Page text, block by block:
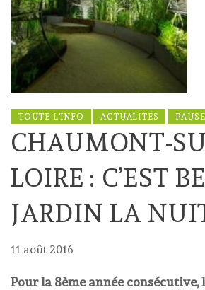
TOUTE L'INFO ACTUALITÉS
CHAUMONT-
LOIRE : C’EST
JARDIN LA
11 août 2016
Pour la 8ème année consécutive,